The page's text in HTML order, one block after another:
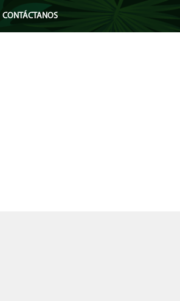
CONTÁCTANOS